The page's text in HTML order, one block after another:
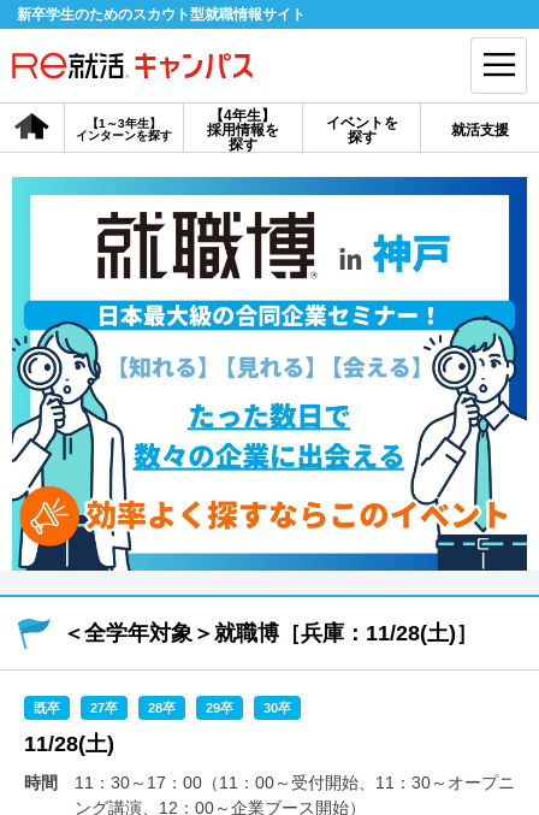
新卒学生のためのスカウト型就職情報サイト
【4年生】
採用情報を
探す
【1～3年生】
インターンを探す
イベントを
探す
就活支援
会員登録 ログイン
【4年生】
採用情報を探す
説明会を探す
【1～3年生】
インターンを探す
イベントを探す スカウト お知らせ
就活ノウハウ・サポート
適職診断
あなたに合う仕事を診断！
就活チャンネル
就活ニュースペーパー
不明点があればこちら
＜全学年対象＞就職博［兵庫：11/28(土)］
既卒 27卒 28卒 29卒 30卒
11/28(土)
時間
11：30～17：00（11：00～受付開始、11：30～オープニ
ング講演、12：00～企業ブース開始）